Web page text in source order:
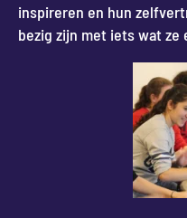
inspireren en hun
bezig zijn met iets wat ze